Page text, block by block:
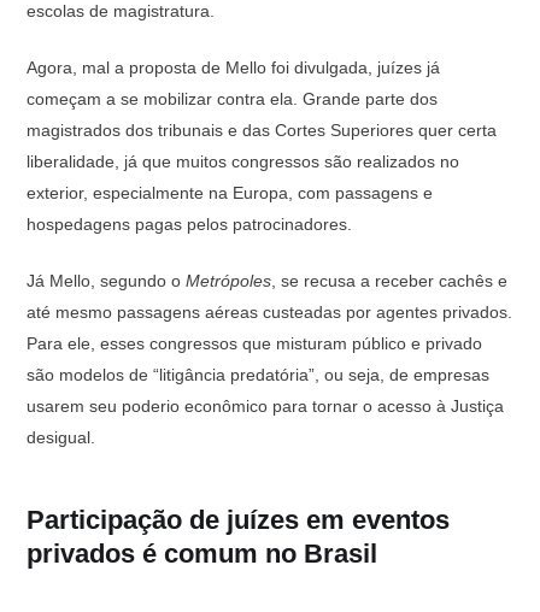
escolas de magistratura.
Agora, mal a proposta de Mello foi divulgada, juízes já
começam a se mobilizar contra ela. Grande parte dos
magistrados dos tribunais e das Cortes Superiores quer certa
liberalidade, já que muitos congressos são realizados no
exterior, especialmente na Europa, com passagens e
hospedagens pagas pelos patrocinadores.
Já Mello, segundo o Metrópoles, se recusa a receber cachês e
até mesmo passagens aéreas custeadas por agentes privados.
Para ele, esses congressos que misturam público e privado
são modelos de “litigância predatória”, ou seja, de empresas
usarem seu poderio econômico para tornar o acesso à Justiça
desigual.
Participação de juízes em eventos
privados é comum no Brasil